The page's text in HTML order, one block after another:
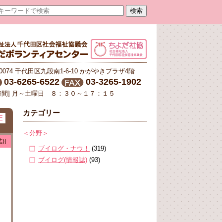
千代田区九段南1-6-10 かがやきプラザ4階
03-6265-6522 03-3265-1902
間] 月～土曜日 ８：３０～１７：１５
)]
カテゴリー
＜分野＞
ブイログ・ナウ！ (319)
ブイログ(情報誌) (93)